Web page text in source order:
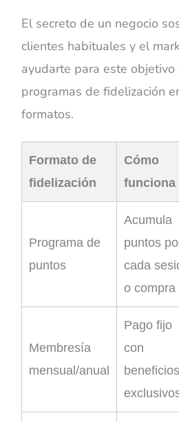
El secreto de un negocio
clientes habituales y el
ayudarte para este objetivo
programas de fidelización
formatos.
Formato de
fidelización
Cómo
funciona
Programa de
puntos
Acumula
puntos
cada
o compra
Membresía
mensual/anual
Pago fijo
con
beneficios